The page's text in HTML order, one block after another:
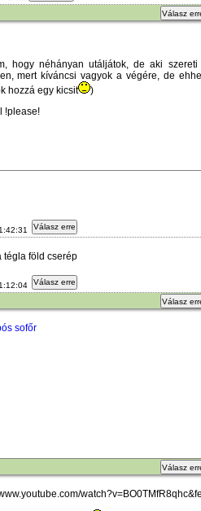
Válasz
hogy néhányan utáljátok, de aki
mert kíváncsi vagyok a végére, de
hozzá egy kicsit
)
!please!
Válasz erre
föld cserép
Válasz erre
Válasz
sofőr
Válasz